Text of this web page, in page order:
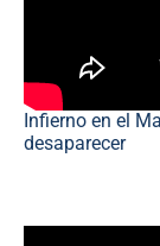
Infierno en el
desaparecer